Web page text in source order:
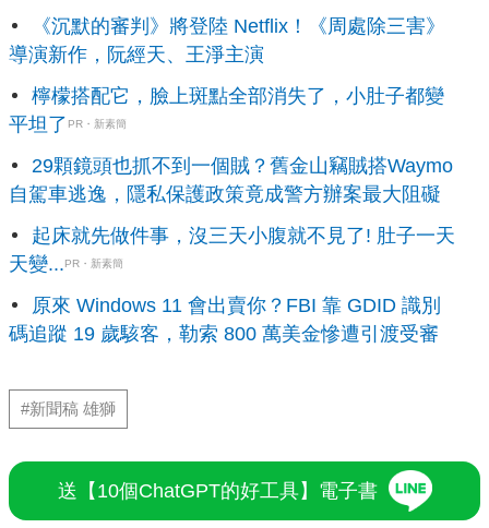
《沉默的審判》將登陸 Netflix！《周處除三害》
導演新作，阮經天、王淨主演
檸檬搭配它，臉上斑點全部消失了，小肚子都變
平坦了 PR・新素簡
29顆鏡頭也抓不到一個賊？舊金山竊賊搭Waymo
自駕車逃逸，隱私保護政策竟成警方辦案最大阻礙
起床就先做件事，沒三天小腹就不見了! 肚子一天
天變...PR・新素簡
原來 Windows 11 會出賣你？FBI 靠 GDID 識別
碼追蹤 19 歲駭客，勒索 800 萬美金慘遭引渡受審
#新聞稿 雄獅
送【10個ChatGPT的好工具】電子書